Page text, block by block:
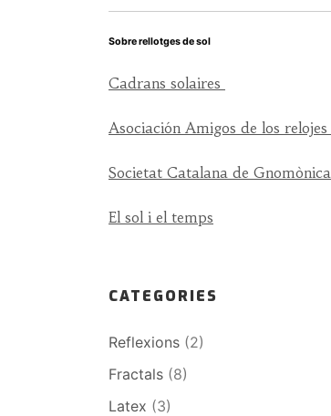
Sobre rellotges de sol
Cadrans solaires
Asociación Amigos de los relojes
Societat Catalana de Gnomònica
El sol i el temps
CATEGORIES
Reflexions (2)
Fractals (8)
Latex (3)